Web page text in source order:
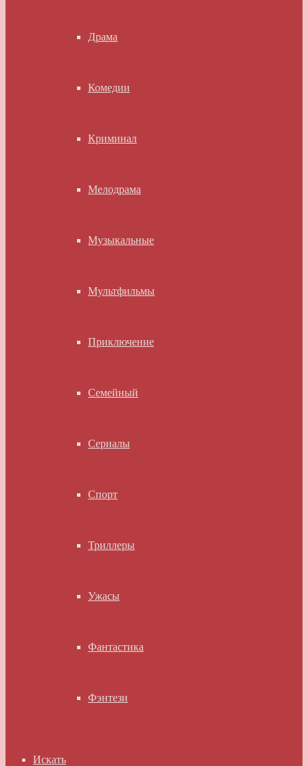
Драма
Комедии
Криминал
Мелодрама
Музыкальные
Мультфильмы
Приключение
Семейный
Сериалы
Спорт
Триллеры
Ужасы
Фантастика
Фэнтези
Искать